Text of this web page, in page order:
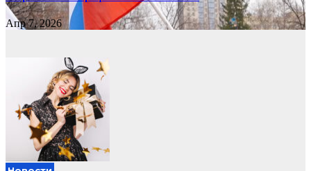
Апр 7, 2026